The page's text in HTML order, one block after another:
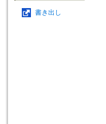
書き出し